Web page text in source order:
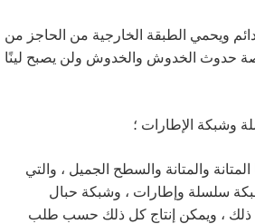
دائم ويحمي الطبقة الخارجية من الحاجز من
حدوث الخدوش والخدوش ولن يصبح لينًا
وشبكة الإطارات ؛
والمتانة والسطح الجميل ، والتي
سلسلة وإطارات ، وشبكة حبال
ذلك ، ويمكن إنتاج كل ذلك حسب طلب